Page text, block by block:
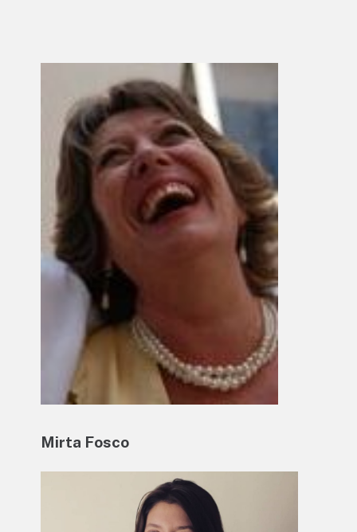
Mirta Fosco